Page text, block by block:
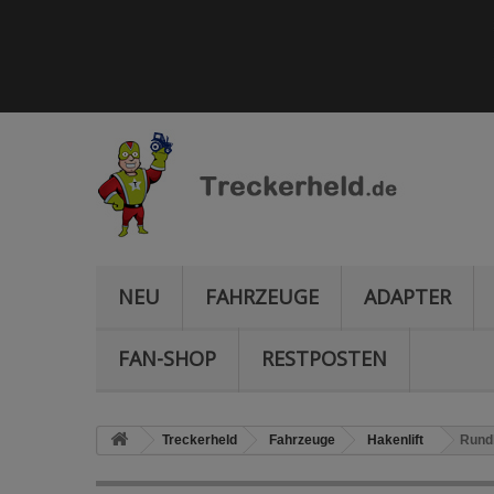
NEU FAHRZEUGE ADAPTER
FAN-SHOP RESTPOSTEN
Treckerheld Fahrzeuge Hakenlift